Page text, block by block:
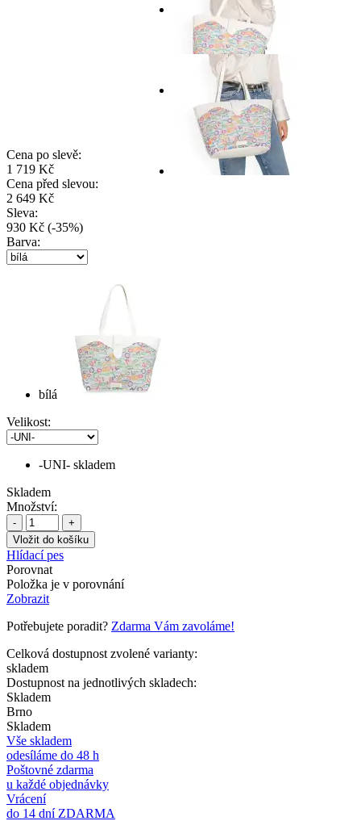
Cena po slevě:
1 719 Kč
Cena před slevou:
2 649 Kč
Sleva:
930 Kč (-35%)
Barva:
bílá
Velikost:
-UNI- skladem
Skladem
Množství:
- +
Hlídací pes
Porovnat
Položka je v porovnání
Zobrazit
Potřebujete poradit? Zdarma Vám zavoláme!
Celková dostupnost zvolené varianty:
skladem
Dostupnost na jednotlivých skladech:
Skladem
Brno
Skladem
Vše skladem
odesíláme do 48 h
Poštovné zdarma
u každé objednávky
Vrácení
do 14 dní ZDARMA